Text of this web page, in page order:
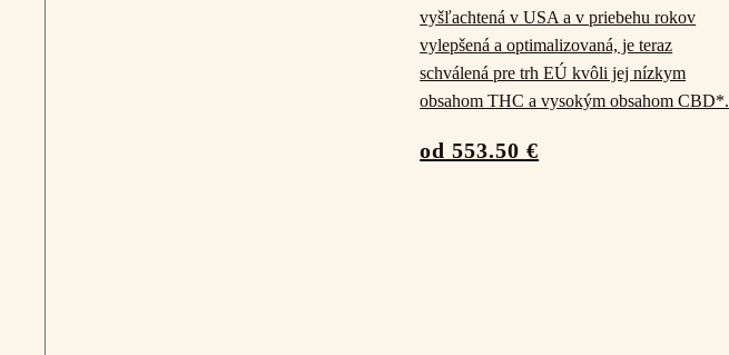
vyšľachtená v USA a v priebehu rokov
vylepšená a optimalizovaná, je teraz
schválená pre trh EÚ kvôli jej nízkym
obsahom THC a vysokým obsahom CBD*.
od 553.50 €